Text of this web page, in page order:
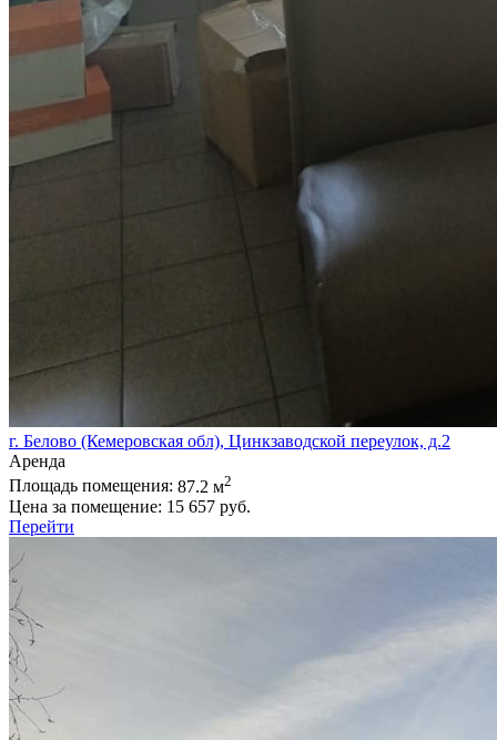
г. Белово (Кемеровская обл), Цинкзаводской переулок, д.2
Аренда
Площадь помещения: 87.2 м2
Цена за помещение: 15 657 руб.
Перейти